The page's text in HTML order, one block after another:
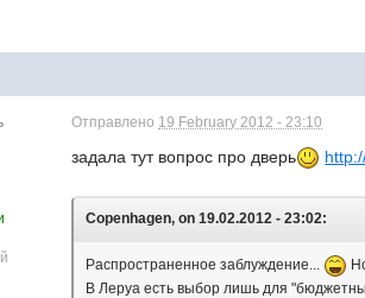
Отправлено 19 February 2012 - 23:10
задала тут вопрос про дверь
Copenhagen, on 19.02.2012 - 23:02:
Распространенное заблуждение...
В Леруа есть выбор лишь для